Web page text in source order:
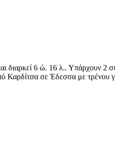
διαρκεί 6 ώ. 16 λ.. Υπάρχουν
Καρδίτσα σε Έδεσσα με τρένου